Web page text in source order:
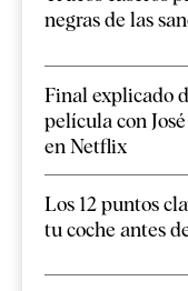
negras de las
Final explicado
película con
en Netflix
Los 12 puntos
tu coche antes